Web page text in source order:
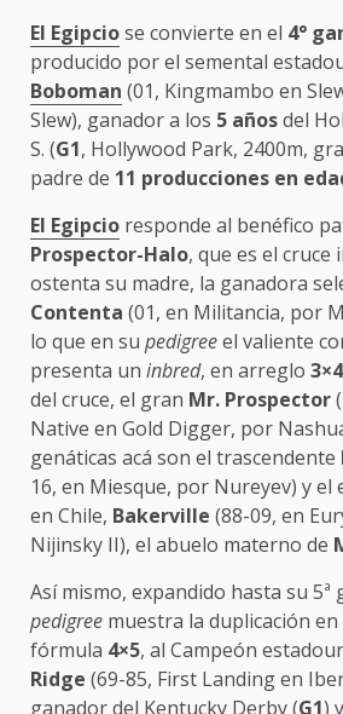
El Egipciose convierte en el 4°
producido por el semental
Boboman (01, Kingmambo en
Slew), ganador a los 5 añosdel
S. (G1, Hollywood Park, 2400m,
padre de 11 producciones en
El Egipcio responde al benéfico
Prospector-Halo, que es el cruce
ostenta su madre, la ganadora
Contenta (01, en Militancia, por
lo que en su pedigreeel valiente
presenta un inbred, en arreglo 3×4
del cruce, el gran Mr. Prospector
Native en Gold Digger, por
genáticas acá son el trascendente
16, en Miesque, por Nureyev) y el
en Chile, Bakerville (88-09, en
Nijinsky II), el abuelo materno de
Así mismo, expandido hasta su 5ª
pedigree muestra la duplicación en
fórmula 4×5, al Campeón
Ridge (69-85, First Landing en
ganador del Kentucky Derby (G1)